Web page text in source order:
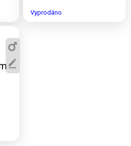
Vyprodáno